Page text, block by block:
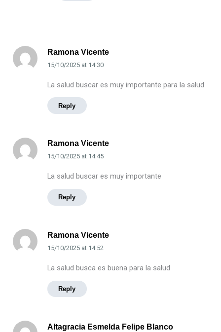
Ramona Vicente
15/10/2025at 14:30
La salud buscar es muy importante para la salud
Reply
Ramona Vicente
15/10/2025at 14:45
La salud buscar es muy importante
Reply
Ramona Vicente
15/10/2025at 14:52
La salud busca es buena para la salud
Reply
Altagracia Esmelda Felipe Blanco